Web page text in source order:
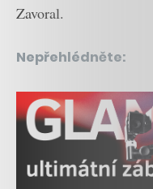
Zavoral.
Nepřehlédněte: